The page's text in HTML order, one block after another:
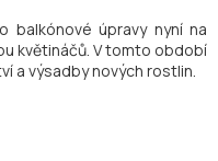
balkónové úpravy nyní na
květináčů. V tomto období
a výsadby nových rostlin.